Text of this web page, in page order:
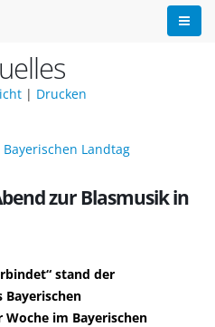
| Drucken
Bayerischen Landtag
zur Blasmusik in
stand der
Bayerischen
im Bayerischen